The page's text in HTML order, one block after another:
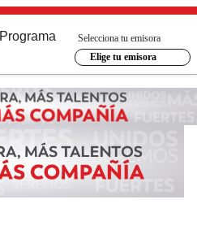
Programa
Selecciona tu emisora
Elige tu emisora